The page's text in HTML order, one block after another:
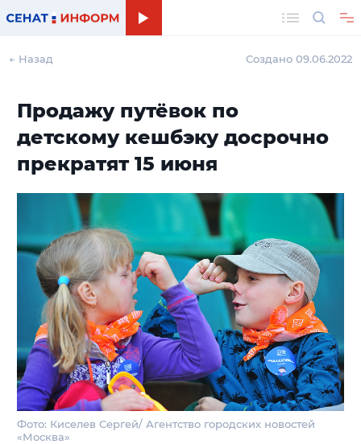
← Назад Создано 09.06.2022
Продажу путёвок по
детскому кешбэку досрочно
прекратят 15 июня
Фото: Киселев Сергей/ Агентство городских новостей
«Москва»